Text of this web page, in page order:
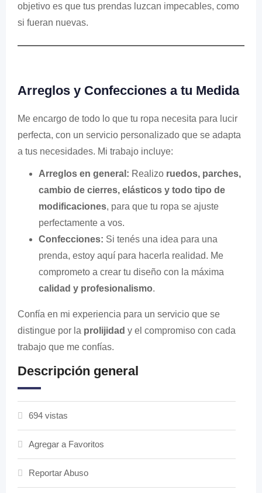
objetivo es que tus prendas luzcan impecables, como
si fueran nuevas.
Arreglos y Confecciones a tu Medida
Me encargo de todo lo que tu ropa necesita para lucir
perfecta, con un servicio personalizado que se adapta
a tus necesidades. Mi trabajo incluye:
Arreglos en general: Realizo ruedos, parches,
cambio de cierres, elásticos y todo tipo de
modificaciones, para que tu ropa se ajuste
perfectamente a vos.
Confecciones: Si tenés una idea para una
prenda, estoy aquí para hacerla realidad. Me
comprometo a crear tu diseño con la máxima
calidad y profesionalismo.
Confía en mi experiencia para un servicio que se
distingue por la prolijidad y el compromiso con cada
trabajo que me confías.
Descripción general
694 vistas
Agregar a Favoritos
Reportar Abuso